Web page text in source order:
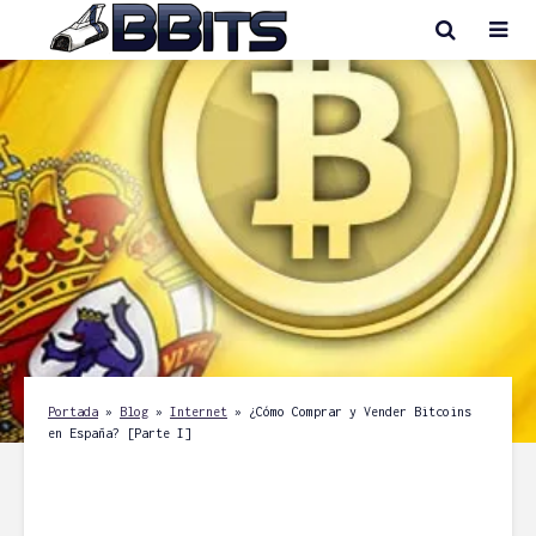
Portada » Blog » Internet » ¿Cómo Comprar y Vender Bitcoins
en España? [Parte I]